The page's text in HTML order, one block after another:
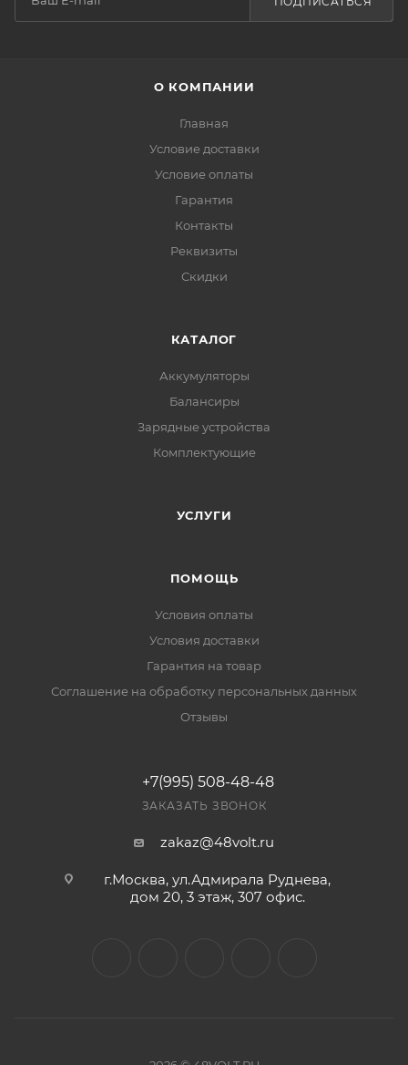
О КОМПАНИИ
Главная
Условие доставки
Условие оплаты
Гарантия
Контакты
Реквизиты
Скидки
КАТАЛОГ
Аккумуляторы
Балансиры
Зарядные устройства
Комплектующие
УСЛУГИ
ПОМОЩЬ
Условия оплаты
Условия доставки
Гарантия на товар
Соглашение на обработку персональных данных
Отзывы
+7(995) 508-48-48
ЗАКАЗАТЬ ЗВОНОК
zakaz@48volt.ru
г.Москва, ул.Адмирала Руднева,
дом 20, 3 этаж, 307 офис.